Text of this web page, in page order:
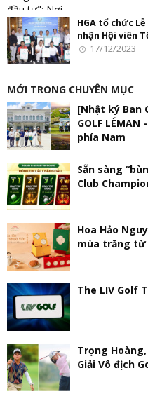
HGA tổ chức
nhận Hội viên
17/12/2023
MỚI TRONG CHUYÊN MỤC
[Nhật ký Ban
GOLF
phía Nam
Sẵn sàng
Club
Hoa Hảo
mùa trăng từ
The LIV Golf
Trọng
Giải Vô địch